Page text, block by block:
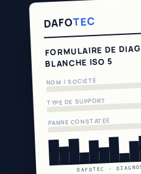
DAFOTEC
FORMULAIRE DE
BLANCHE ISO 5
NOM / SOCIÉTÉ
TYPE DE SUPPORT
PANNE CONSTATÉE
DAFOTEC ·